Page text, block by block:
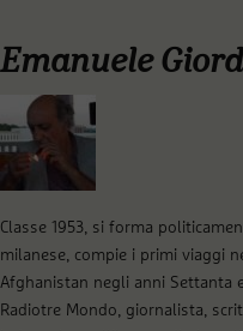
Emanuele
Classe 1953, si forma
milanese, compie i primi viaggi
Afghanistan negli anni Settanta
Radiotre Mondo, giornalista,